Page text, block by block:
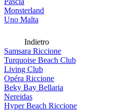
Monsterland
Uno Malta
Indietro
Samsara Riccione
Turquoise Beach Club
Living Club
Opéra Riccione
Beky Bay Bellaria
Nereidas
Hyper Beach Riccione